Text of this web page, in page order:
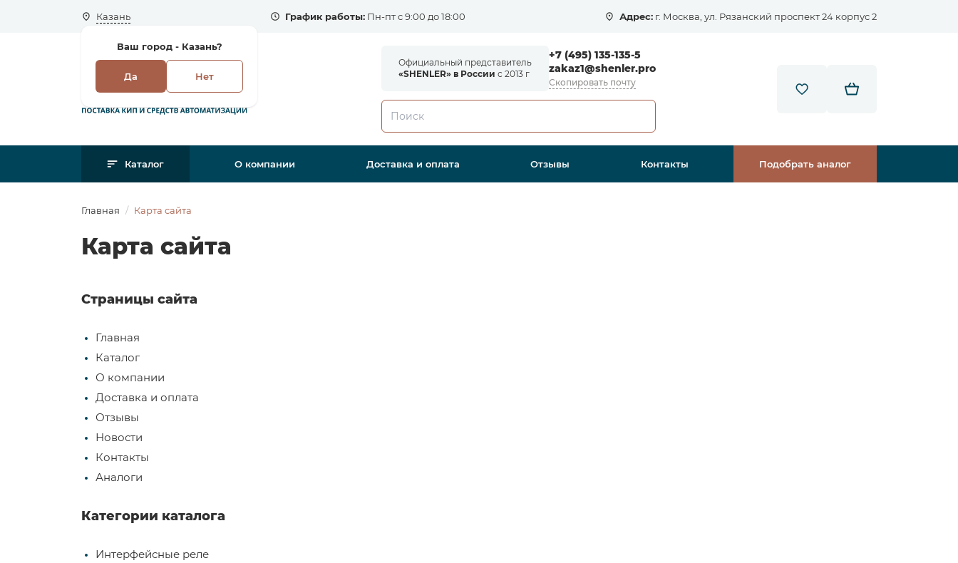
Казань
Ваш город - Казань?
Да Нет
График работы:Пн-пт с 9:00 до 18:00 Адрес: г. Москва, ул. Рязанский проспект 24 корпус 2
Официальный представитель
«SHENLER» в России с 2013 г
+7 (495) 135-135-5
zakaz1@shenler.pro
Скопировать почту
Каталог О компании Доставка и оплата Отзывы Контакты Подобрать аналог
Главная Карта сайта
Карта сайта
Страницы сайта
Главная
Каталог
О компании
Доставка и оплата
Отзывы
Новости
Контакты
Аналоги
Категории каталога
Интерфейсные реле